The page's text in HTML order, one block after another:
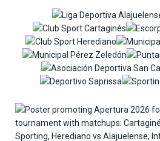
[ 06/08/2026 ]
[ 05/08/2026 ]